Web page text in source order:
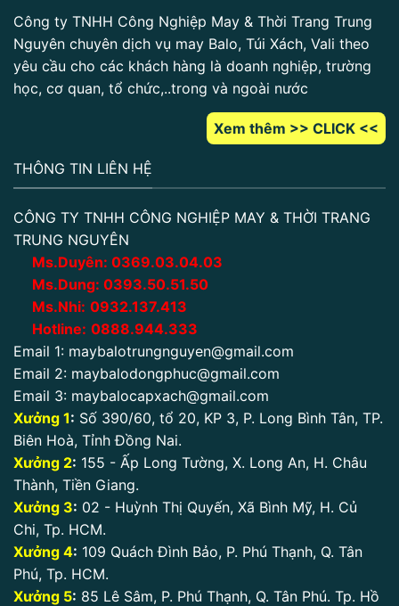
Công ty TNHH Công Nghiệp May & Thời Trang Trung
Nguyên chuyên dịch vụ may Balo, Túi Xách, Vali theo
yêu cầu cho các khách hàng là doanh nghiệp, trường
học, cơ quan, tổ chức,..trong và ngoài nước
Xem thêm >> CLICK <<
THÔNG TIN LIÊN HỆ
CÔNG TY TNHH CÔNG NGHIỆP MAY & THỜI TRANG
TRUNG NGUYÊN
Ms.Duyên: 0369.03.04.03
Ms.Dung: 0393.50.51.50
Ms.Nhi: 0932.137.413
Hotline: 0888.944.333
Email 1: maybalotrungnguyen@gmail.com
Email 2: maybalodongphuc@gmail.com
Email 3: maybalocapxach@gmail.com
Xưởng 1: Số 390/60, tổ 20, KP 3, P. Long Bình Tân, TP.
Biên Hoà, Tỉnh Đồng Nai.
Xưởng 2: 155 - Ấp Long Tường, X. Long An, H. Châu
Thành, Tiền Giang.
Xưởng 3: 02 - Huỳnh Thị Quyến, Xã Bình Mỹ, H. Củ
Chi, Tp. HCM.
Xưởng 4: 109 Quách Đình Bảo, P. Phú Thạnh, Q. Tân
Phú, Tp. HCM.
Xưởng 5: 85 Lê Sâm, P. Phú Thạnh, Q. Tân Phú. Tp. Hồ